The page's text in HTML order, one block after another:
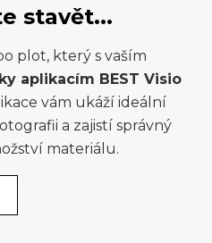
stavět...
plot, který s vaším
aplikacím BEST Visio
vám ukáží ideální
a zajistí správný
materiálu.